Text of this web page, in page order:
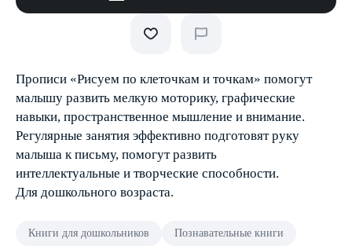
Прописи «Рисуем по клеточкам и точкам» помогут
малышу развить мелкую моторику, графические
навыки, пространственное мышление и внимание.
Регулярные занятия эффективно подготовят руку
малыша к письму, помогут развить
интеллектуальные и творческие способности.
Для дошкольного возраста.
Книги для дошкольников Познавательные книги